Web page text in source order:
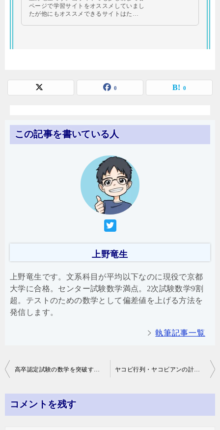
ページで学習サイトをオススメしていまし
たが他にもオススメできるサイトはた…
0 0
この記事を書いている人
上野竜生
上野竜生です。文系科目が平均以下なのに現役で京都
大学に合格。センター試験数学満点。2次試験数学9割
超。テストのための数学として偏差値を上げる方法を
発信します。
執筆記事一覧
投
ナ
ビ
高卒認定試験の数学を突破する方法 ヤコビ行列・ヤコビアンの計算方法
コメントを残す